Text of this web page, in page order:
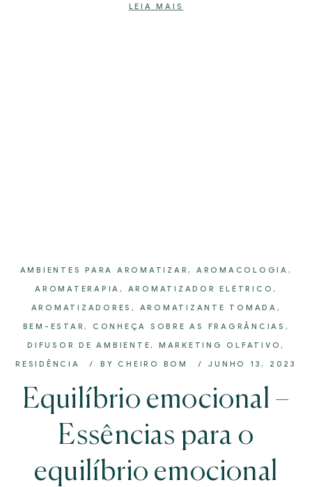
LEIA MAIS
AMBIENTES PARA AROMATIZAR , AROMACOLOGIA ,
AROMATERAPIA , AROMATIZADOR ELÉTRICO ,
AROMATIZADORES , AROMATIZANTE TOMADA ,
BEM-ESTAR , CONHEÇA SOBRE AS FRAGRÂNCIAS ,
DIFUSOR DE AMBIENTE , MARKETING OLFATIVO ,
RESIDÊNCIA
BY CHEIRO BOM JUNHO 13, 2023
Equilíbrio emocional –
Essências para o
equilíbrio emocional